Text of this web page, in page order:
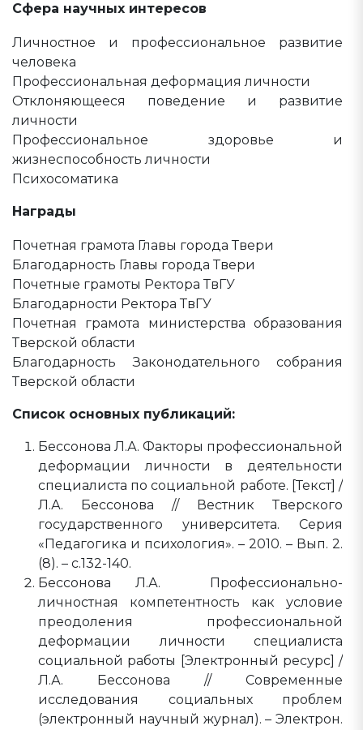
Сфера научных интересов
Личностное и профессиональное развитие
человека
Профессиональная деформация личности
Отклоняющееся поведение и развитие
личности
Профессиональное здоровье и
жизнеспособность личности
Психосоматика
Награды
Почетная грамота Главы города Твери
Благодарность Главы города Твери
Почетные грамоты Ректора ТвГУ
Благодарности Ректора ТвГУ
Почетная грамота министерства образования
Тверской области
Благодарность Законодательного собрания
Тверской области
Список основных публикаций:
Бессонова Л.А. Факторы профессиональной
деформации личности в деятельности
специалиста по социальной работе. [Текст] /
Л.А. Бессонова // Вестник Тверского
государственного университета. Серия
«Педагогика и психология». – 2010. – Вып. 2.
(8). – с.132-140.
Бессонова Л.А. Профессионально-
личностная компетентность как условие
преодоления профессиональной
деформации личности специалиста
социальной работы [Электронный ресурс] /
Л.А. Бессонова // Современные
исследования социальных проблем
(электронный научный журнал). – Электрон.